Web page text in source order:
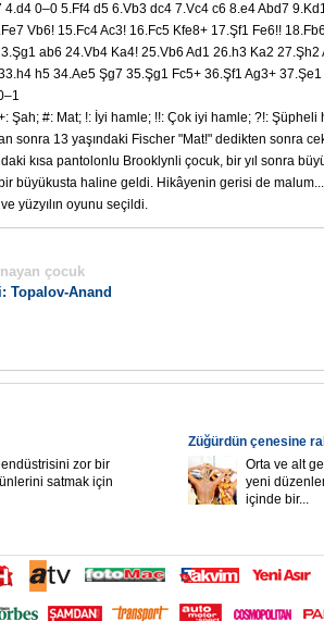
4.d4 0–0 5.Ff4 d5 6.Vb3 dc4 7.Vc4 c6 8.e4 Abd7
Vb6! 15.Fc4 Ac3! 16.Fc5 Kfe8+ 17.Şf1 Fe6!!
ab6 24.Vb4 Ka4! 25.Vb6 Ad1 26.h3 Ka2
h5 34.Ae5 Şg7 35.Şg1 Fc5+ 36.Şf1 Ag3+
Şah; #: Mat; !: İyi hamle; !!: Çok iyi hamle; ?!: Şüpheli
sonra 13 yaşındaki Fischer "Mat!" dedikten sonra
kısa pantolonlu Brooklynli çocuk, bir yıl sonra
büyükusta haline geldi. Hikâyenin gerisi de
yüzyılın oyunu seçildi.
çocuk
Topalov-Anand
endüstrisini zor bir
satmak için
Züğürdün çenesine
Orta ve alt
yeni
içinde bir...